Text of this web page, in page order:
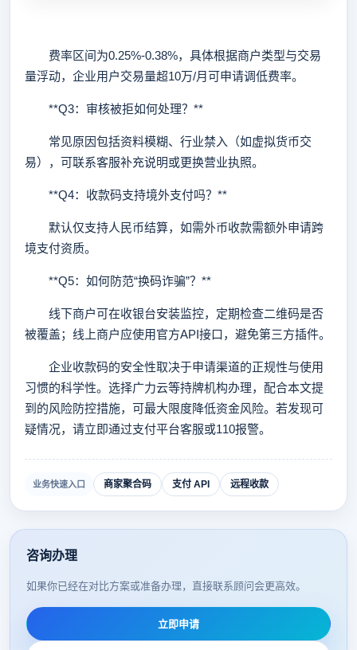
费率区间为0.25%-0.38%，具体根据商户类型与交易
量浮动，企业用户交易量超10万/月可申请调低费率。
**Q3：审核被拒如何处理？**
常见原因包括资料模糊、行业禁入（如虚拟货币交
易），可联系客服补充说明或更换营业执照。
**Q4：收款码支持境外支付吗？**
默认仅支持人民币结算，如需外币收款需额外申请跨
境支付资质。
**Q5：如何防范“换码诈骗”？**
线下商户可在收银台安装监控，定期检查二维码是否
被覆盖；线上商户应使用官方API接口，避免第三方插件。
企业收款码的安全性取决于申请渠道的正规性与使用
习惯的科学性。选择广力云等持牌机构办理，配合本文提
到的风险防控措施，可最大限度降低资金风险。若发现可
疑情况，请立即通过支付平台客服或110报警。
业务快速入口 商家聚合码 支付 API 远程收款
咨询办理
如果你已经在对比方案或准备办理，直接联系顾问会更高效。
立即申请